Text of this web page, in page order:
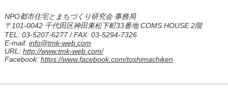
NPO都市住宅とまちづくり研究会 事務局
〒101-0042 千代田区神田東松下町33番地 COMS HOUSE 2階
TEL: 03-5207-6277 / FAX: 03-5294-7326
E-mail: info@tmk-web.com
URL: http://www.tmk-web.com/
Facebook: https://www.facebook.com/toshimachiken